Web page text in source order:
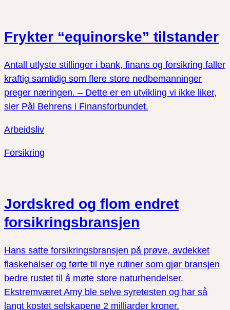
Frykter “equinorske” tilstander
Antall utlyste stillinger i bank, finans og forsikring faller
kraftig samtidig som flere store nedbemanninger
preger næringen. – Dette er en utvikling vi ikke liker,
sier Pål Behrens i Finansforbundet.
Arbeidsliv
Forsikring
Jordskred og flom endret
forsikringsbransjen
Hans satte forsikringsbransjen på prøve, avdekket
flaskehalser og førte til nye rutiner som gjør bransjen
bedre rustet til å møte store naturhendelser.
Ekstremværet Amy ble selve syretesten og har så
langt kostet selskapene 2 milliarder kroner.